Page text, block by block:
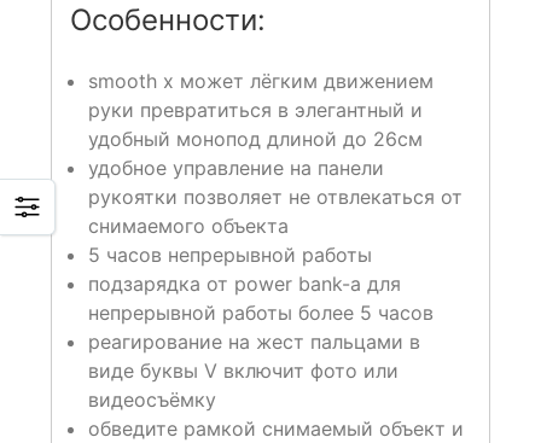
Особенности:
smooth x может лёгким движением
руки превратиться в элегантный и
удобный монопод длиной до 26см
удобное управление на панели
рукоятки позволяет не отвлекаться от
снимаемого объекта
5 часов непрерывной работы
подзарядка от power bank-а для
непрерывной работы более 5 часов
реагирование на жест пальцами в
виде буквы V включит фото или
видеосъёмку
обведите рамкой снимаемый объект и